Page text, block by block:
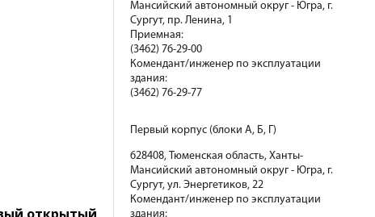
Мансийский автономный округ - Югра, г.
Сургут, пр. Ленина, 1
Приемная:
(3462) 76-29-00
Комендант/инженер по эксплуатации
здания:
(3462) 76-29-77
Первый корпус (блоки А, Б, Г)
628408, Тюменская область, Ханты-
Мансийский автономный округ - Югра, г.
Сургут, ул. Энергетиков, 22
Комендант/инженер по эксплуатации
здания: